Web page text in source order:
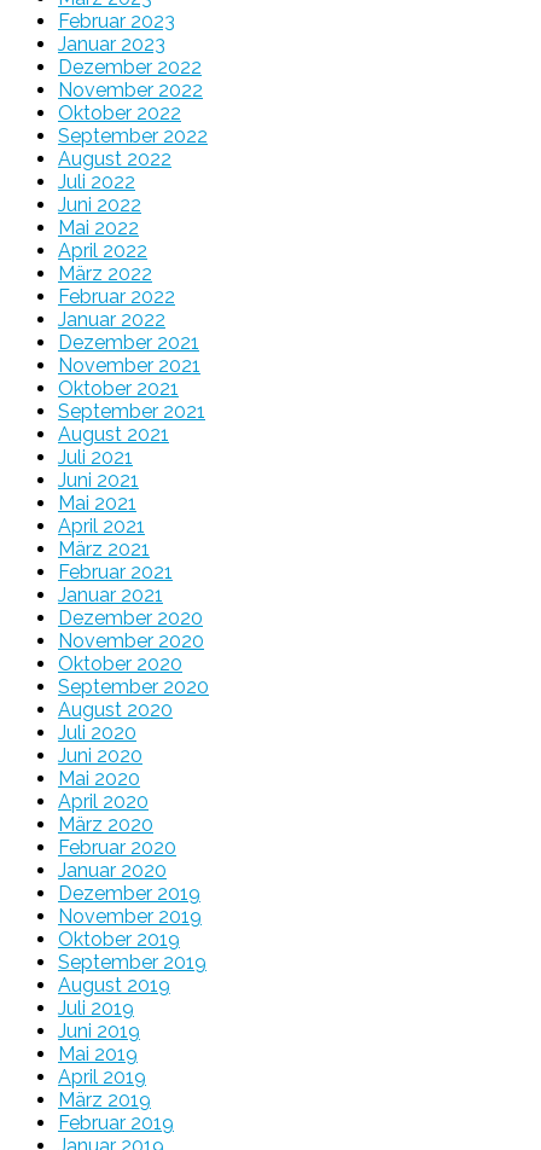
Februar 2023
Januar 2023
Dezember 2022
November 2022
Oktober 2022
September 2022
August 2022
Juli 2022
Juni 2022
Mai 2022
April 2022
März 2022
Februar 2022
Januar 2022
Dezember 2021
November 2021
Oktober 2021
September 2021
August 2021
Juli 2021
Juni 2021
Mai 2021
April 2021
März 2021
Februar 2021
Januar 2021
Dezember 2020
November 2020
Oktober 2020
September 2020
August 2020
Juli 2020
Juni 2020
Mai 2020
April 2020
März 2020
Februar 2020
Januar 2020
Dezember 2019
November 2019
Oktober 2019
September 2019
August 2019
Juli 2019
Juni 2019
Mai 2019
April 2019
März 2019
Februar 2019